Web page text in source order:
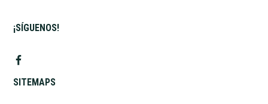
¡SÍGUENOS!
SITEMAPS